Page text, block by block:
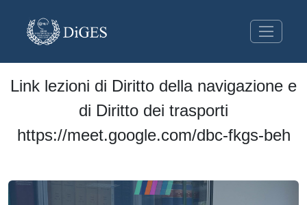
Link lezioni di Diritto della navigazione e
di Diritto dei trasporti
https://meet.google.com/dbc-fkgs-beh